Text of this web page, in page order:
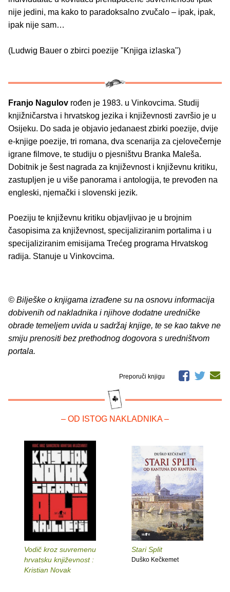
nije jedini, ma kako to paradoksalno zvučalo – ipak, ipak,
ipak nije sam…
(Ludwig Bauer o zbirci poezije "Knjiga izlaska")
Franjo Nagulov rođen je 1983. u Vinkovcima. Studij
knjižničarstva i hrvatskog jezika i književnosti završio je u
Osijeku. Do sada je objavio jedanaest zbirki poezije, dvije
e-knjige poezije, tri romana, dva scenarija za cjelovečernje
igrane filmove, te studiju o pjesništvu Branka Maleša.
Dobitnik je šest nagrada za književnost i književnu kritiku,
zastupljen je u više panorama i antologija, te prevođen na
engleski, njemački i slovenski jezik.
Poeziju te književnu kritiku objavljivao je u brojnim
časopisima za književnost, specijaliziranim portalima i u
specijaliziranim emisijama Trećeg programa Hrvatskog
radija. Stanuje u Vinkovcima.
© Bilješke o knjigama izrađene su na osnovu informacija
dobivenih od nakladnika i njihove dodatne uredničke
obrade temeljem uvida u sadržaj knjige, te se kao takve ne
smiju prenositi bez prethodnog dogovora s uredništvom
portala.
Preporuči knjigu
– OD ISTOG NAKLADNIKA –
Vodič kroz suvremenu
hrvatsku književnost :
Kristian Novak
Stari Split
Duško Kečkemet